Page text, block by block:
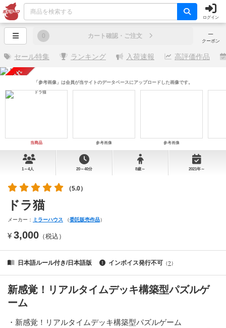
ログイン
─
クーポン
0 カート確認・ご注文
セール特集 ランキング 入荷速報 高評価作品
売り切れ
当商品 参考画像 参考画像
「参考画像」は会員が当サイトのデータベースにアップロードした画像です。
1～4人 20～40分 8歳～ 2021年～
（5.0）
ドラ猫
メーカー： ミラーハウス （委託販売作品）
¥ 3,000 （税込）
日本語ルール付き/日本語版 インボイス発行不可 （?）
新感覚！リアルタイムデッキ構築型パズルゲ
ーム
・新感覚！リアルタイムデッキ構築型パズルゲーム